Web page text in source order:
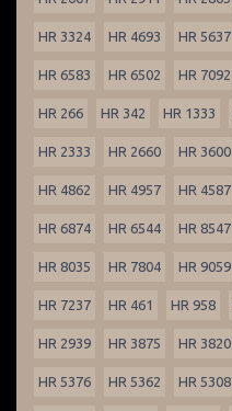
HR 3324 HR 4693 HR 5637
HR 6583 HR 6502 HR 7092
HR 266 HR 342 HR 1333
HR 2333 HR 2660 HR 3600
HR 4862 HR 4957 HR 4587
HR 6874 HR 6544 HR 8547
HR 8035 HR 7804 HR 9059
HR 7237 HR 461 HR 958
HR 2939 HR 3875 HR 3820
HR 5376 HR 5362 HR 5308